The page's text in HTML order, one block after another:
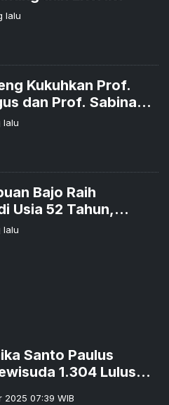
lalu
Kukuhkan Prof.
dan Prof. Sabina
Guru Besar
lalu
Bajo Raih
Usia 52 Tahun,
8 Mei
lalu
Santo Paulus
1.304 Lulusan
2025 07:39 WIB